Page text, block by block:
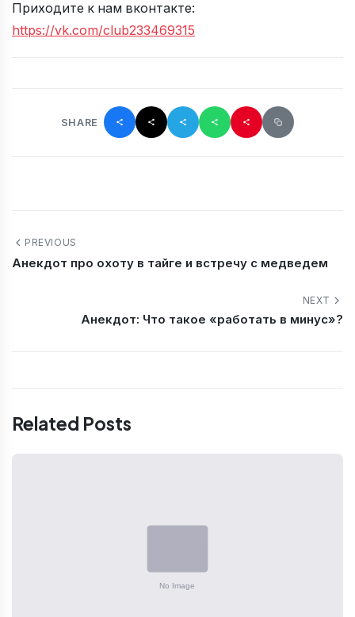
Приходите к нам вконтакте:
https://vk.com/club233469315
SHARE
PREVIOUS
Анекдот про охоту в тайге и встречу с медведем
NEXT
Анекдот: Что такое «работать в минус»?
Related Posts